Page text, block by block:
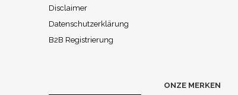
Disclaimer
Datenschutzerklärung
B2B Registrierung
ONZE MERKEN